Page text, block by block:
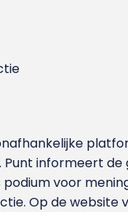
Punt informeert
voor
Op de website